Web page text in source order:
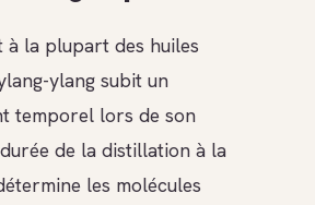
à la plupart des huiles
ylang subit un
temporel lors de son
de la distillation à la
les molécules